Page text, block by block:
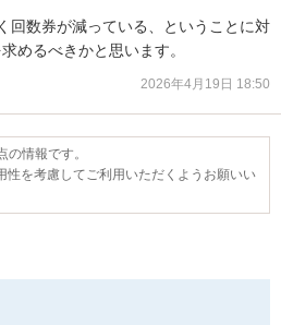
回数券が減っている、ということに対
めるべきかと思います。
2026年4月19日 18:50
情報です。
性を考慮してご利用いただくようお願いい